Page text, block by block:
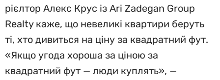
рієлтор Алекс Крус із Ari Zadegan Group
Realty каже, що невеликі квартири беруть
ті, хто дивиться на ціну за квадратний фут.
«Якщо угода хороша за ціною за
квадратний фут — люди куплять», —